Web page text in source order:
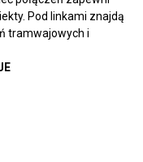
Pod linkami znajdą
tramwajowych i